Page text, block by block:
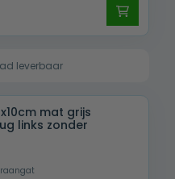
92,18.
leverbaar
mat grijs
links zonder